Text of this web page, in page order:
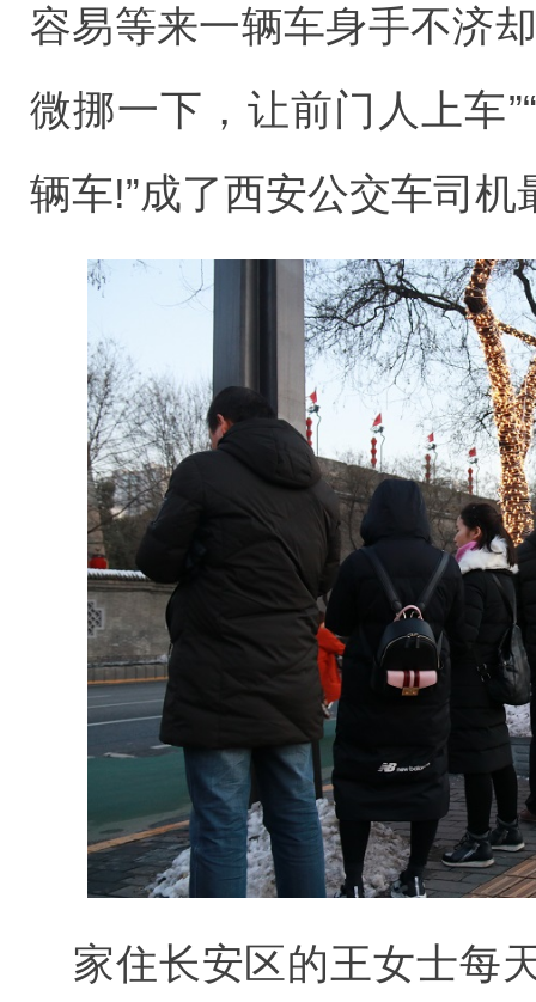
容易等来一辆车身手不济
微挪一下，让前门人上车
辆车!”成了西安公交车司机
家住长安区的王女士每